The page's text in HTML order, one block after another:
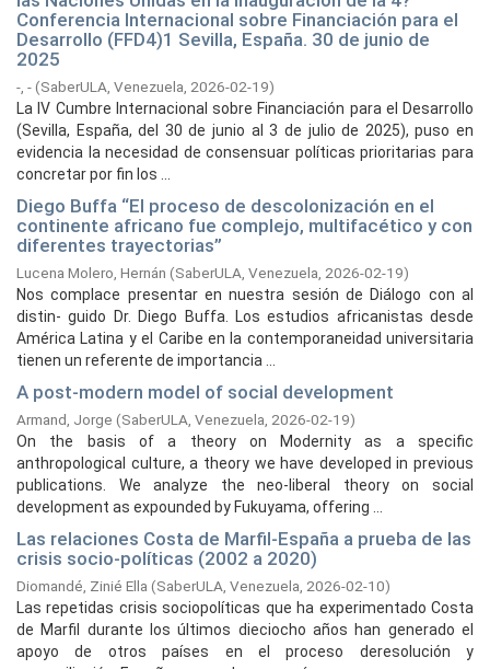
Conferencia Internacional sobre Financiación para el
Desarrollo (FFD4)1 Sevilla, España. 30 de junio de
2025
-, -(SaberULA, Venezuela, 2026-02-19)
La IV Cumbre Internacional sobre Financiación para el Desarrollo
(Sevilla, España, del 30 de junio al 3 de julio de 2025), puso en
evidencia la necesidad de consensuar políticas prioritarias para
concretar por fin los ...
Diego Buffa “El proceso de descolonización en el
continente africano fue complejo, multifacético y con
diferentes trayectorias”
Lucena Molero, Hernán (SaberULA, Venezuela, 2026-02-19)
Nos complace presentar en nuestra sesión de Diálogo con al
distin- guido Dr. Diego Buffa. Los estudios africanistas desde
América Latina y el Caribe en la contemporaneidad universitaria
tienen un referente de importancia ...
A post-modern model of social development
Armand, Jorge (SaberULA, Venezuela, 2026-02-19)
On the basis of a theory on Modernity as a specific
anthropological culture, a theory we have developed in previous
publications. We analyze the neo-liberal theory on social
development as expounded by Fukuyama, offering ...
Las relaciones Costa de Marfil-España a prueba de las
crisis socio-políticas (2002 a 2020)
Diomandé, Zinié Ella (SaberULA, Venezuela, 2026-02-10)
Las repetidas crisis sociopolíticas que ha experimentado Costa
de Marfil durante los últimos dieciocho años han generado el
apoyo de otros países en el proceso deresolución y